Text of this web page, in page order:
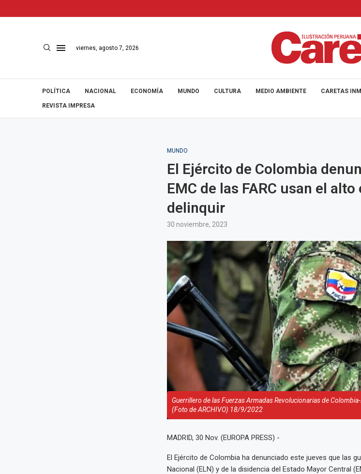
viernes, agosto 7, 2026
POLÍTICA NACIONAL ECONOMÍA MUNDO CULTURA MEDIO AMBIENTE CARETAS
REVISTA IMPRESA
MUNDO
El Ejército de Colombia
EMC de las FARC usan el
delinquir
30 noviembre, 2023
Guerrillero de las Fuerzas Armadas Revolucionarias de
(Foto de ARCHIVO) 18/9/2022
MADRID, 30 Nov. (EUROPA PRESS) -
El Ejército de Colombia ha denunciado este jueves que las
Nacional (ELN) y de la disidencia del Estado Mayor Central